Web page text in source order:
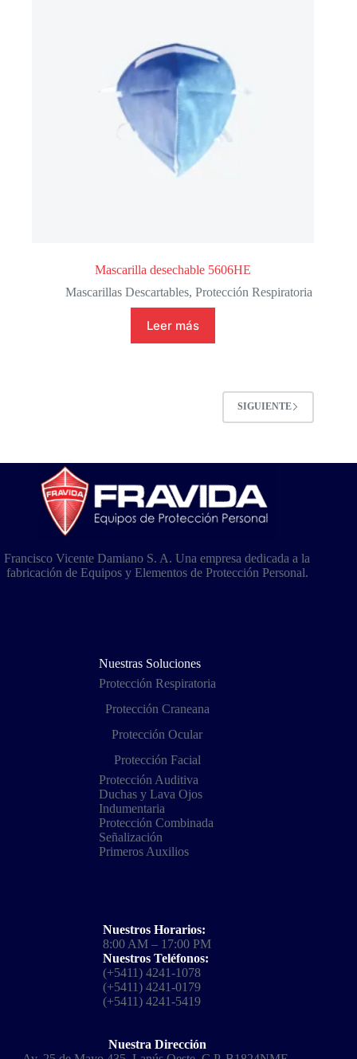
Mascarilla desechable 5606HE
Mascarillas Descartables,Protección Respiratoria
Leer más
SIGUIENTE
Francisco Vicente Damiano S. A. Una empresa dedicada a la
fabricación de Equipos y Elementos de Protección Personal.
Nuestras Soluciones
Protección Respiratoria
Protección Craneana
Protección Ocular
Protección Facial
Protección Auditiva
Duchas y Lava Ojos
Indumentaria
Protección Combinada
Señalización
Primeros Auxilios
Nuestros Horarios:
8:00 AM – 17:00 PM
Nuestros Teléfonos:
(+5411) 4241-1078
(+5411) 4241-0179
(+5411) 4241-5419
Nuestra Dirección